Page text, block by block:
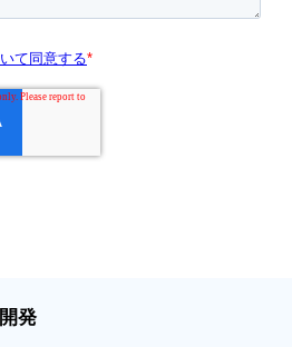
開発